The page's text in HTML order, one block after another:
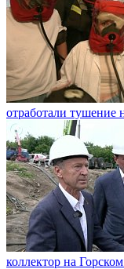
отработали тушение
коллектор на